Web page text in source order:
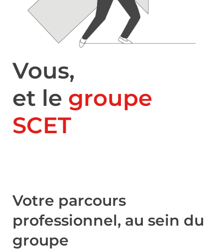
Vous,
et le groupe
SCET
Votre parcours
professionnel, au sein du
groupe